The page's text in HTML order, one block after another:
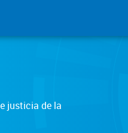
justicia de la